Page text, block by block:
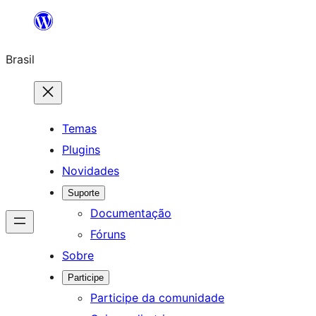
o
conteúdo
Brasil
Temas
Plugins
Novidades
Suporte
Documentação
Fóruns
Sobre
Participe
Participe da comunidade